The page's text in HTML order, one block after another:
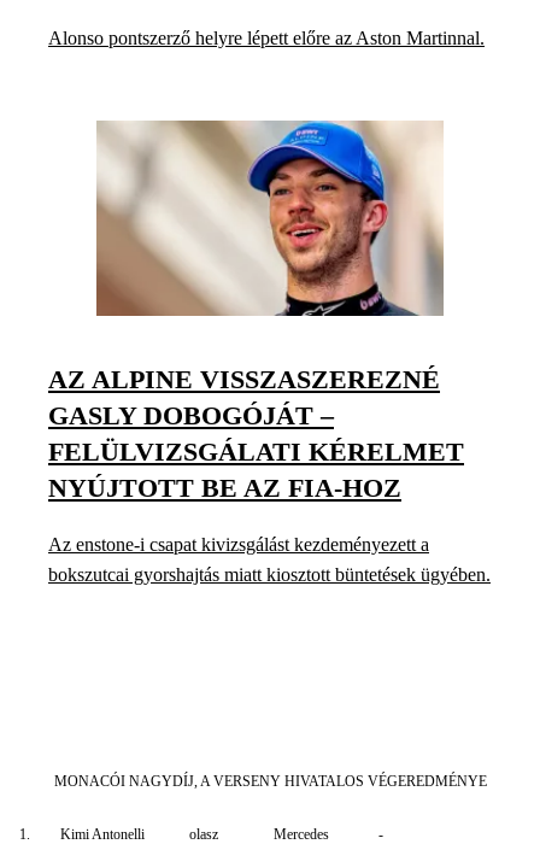
Alonso pontszerző helyre lépett előre az Aston Martinnal.
AZ ALPINE VISSZASZEREZNÉ
GASLY DOBOGÓJÁT –
FELÜLVIZSGÁLATI KÉRELMET
NYÚJTOTT BE AZ FIA-HOZ
Az enstone-i csapat kivizsgálást kezdeményezett a
bokszutcai gyorshajtás miatt kiosztott büntetések ügyében.
MONACÓI NAGYDÍJ, A VERSENY HIVATALOS VÉGEREDMÉNYE
1. Kimi Antonelli olasz Mercedes -